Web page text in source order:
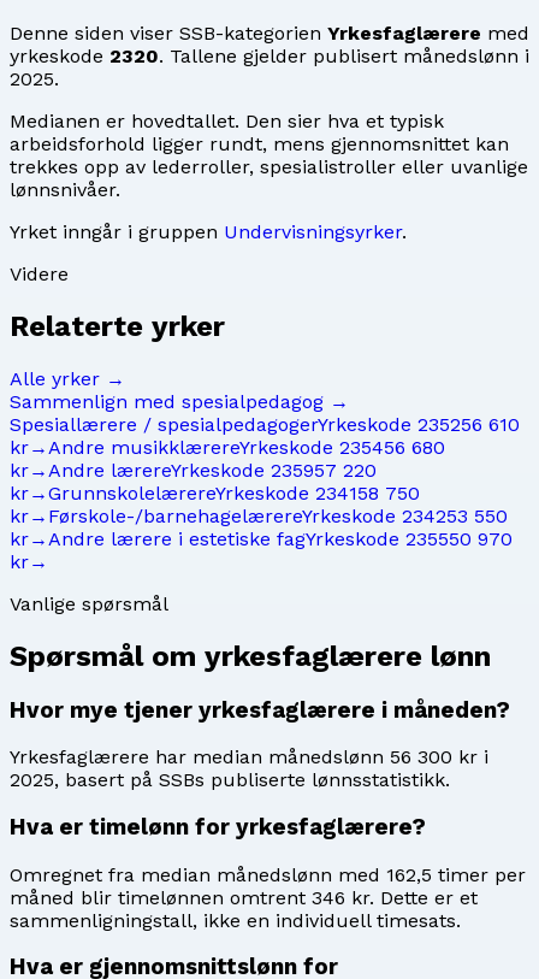
Denne siden viser SSB-kategorien Yrkesfaglærere med
yrkeskode 2320. Tallene gjelder publisert månedslønn i
2025.
Medianen er hovedtallet. Den sier hva et typisk
arbeidsforhold ligger rundt, mens gjennomsnittet kan
trekkes opp av lederroller, spesialistroller eller uvanlige
lønnsnivåer.
Yrket inngår i gruppen Undervisningsyrker.
Videre
Relaterte yrker
Alle yrker →
Sammenlign med spesialpedagog →
Spesiallærere / spesialpedagogerYrkeskode 235256 610
kr→ Andre musikklærereYrkeskode 235456 680
kr→ Andre lærereYrkeskode 235957 220
kr→GrunnskolelærereYrkeskode 234158 750
kr→ Førskole-/barnehagelærereYrkeskode 234253 550
kr→ Andre lærere i estetiske fagYrkeskode 235550 970
kr→
Vanlige spørsmål
Spørsmål om yrkesfaglærere lønn
Hvor mye tjener yrkesfaglærere i måneden?
Yrkesfaglærere har median månedslønn 56 300 kr i
2025, basert på SSBs publiserte lønnsstatistikk.
Hva er timelønn for yrkesfaglærere?
Omregnet fra median månedslønn med 162,5 timer per
måned blir timelønnen omtrent 346 kr. Dette er et
sammenligningstall, ikke en individuell timesats.
Hva er gjennomsnittslønn for